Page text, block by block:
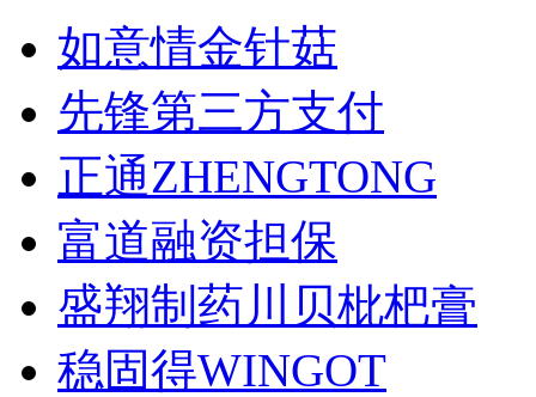
如意情金针菇
先锋第三方支付
正通ZHENGTONG
富道融资担保
盛翔制药川贝枇杷膏
稳固得WINGOT